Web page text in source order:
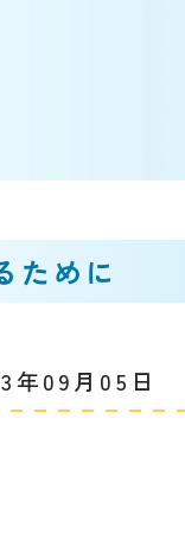
ために
年09月05日